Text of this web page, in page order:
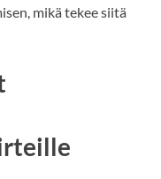
mikä tekee siitä